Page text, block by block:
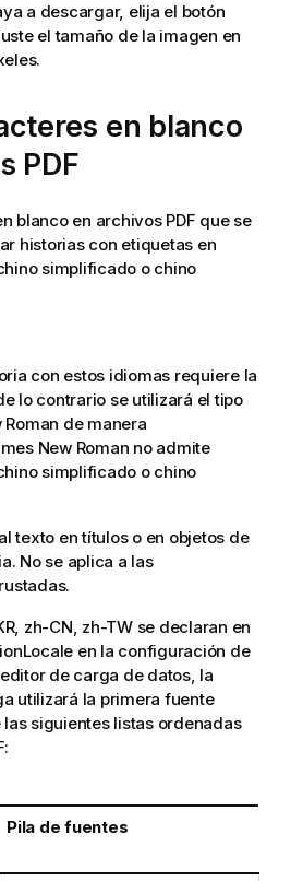
a descargar, elija el botón
el tamaño de la imagen en
en blanco
PDF
blanco en archivos PDF que se
historias con etiquetas en
simplificado o chino
con estos idiomas requiere la
lo contrario se utilizará el tipo
de manera
New Roman no admite
simplificado o chino
texto en títulos o en objetos de
No se aplica a las
zh-CN, zh-TW se declaran en
en la configuración de
de carga de datos, la
utilizará la primera fuente
siguientes listas ordenadas
Pila de fuentes